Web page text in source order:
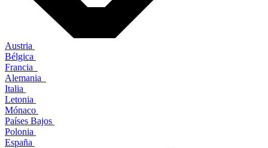
Austria
Bélgica
Francia
Alemania
Italia
Letonia
Mónaco
Países Bajos
Polonia
España